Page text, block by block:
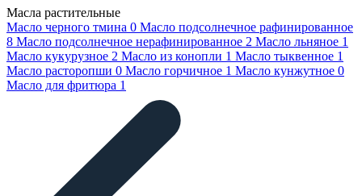
Масла растительные
Масло черного тмина 0 Масло подсолнечное рафинированное
8 Масло подсолнечное нерафинированное 2 Масло льняное 1
Масло кукурузное 2 Масло из конопли 1 Масло тыквенное 1
Масло расторопши 0 Масло горчичное 1 Масло кунжутное 0
Масло для фритюра 1